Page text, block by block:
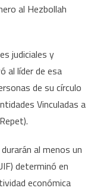
al Hezbollah
judiciales y
al líder de esa
de su círculo
Vinculadas a
al menos un
determinó en
económica